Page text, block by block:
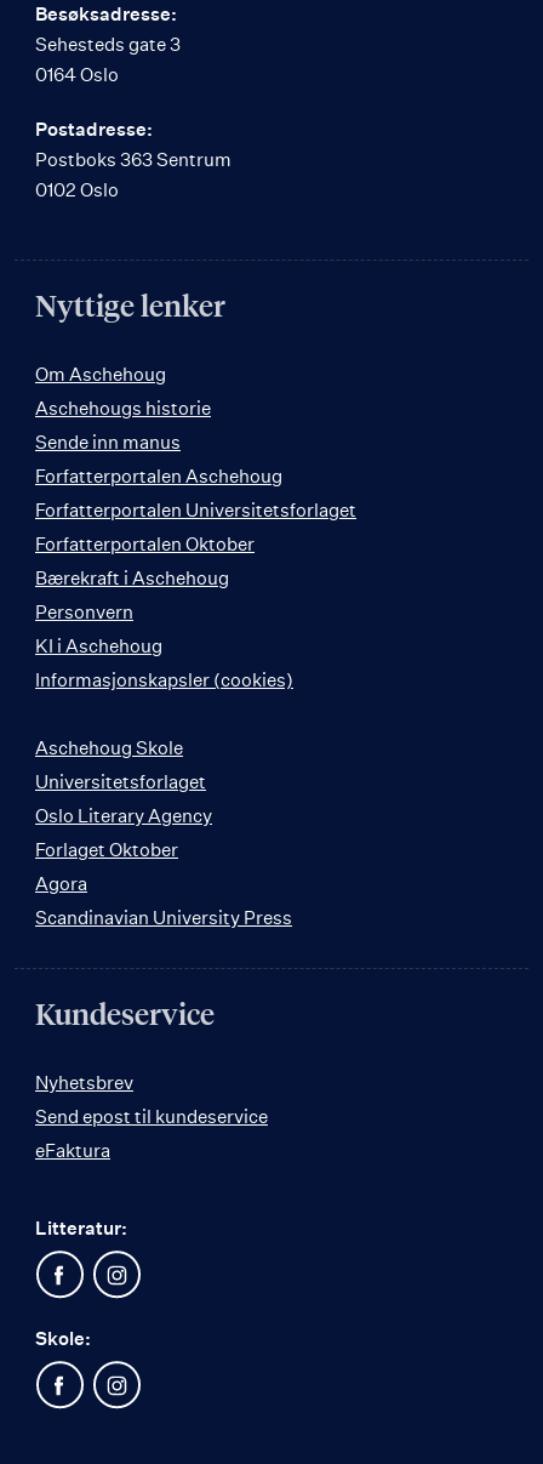
Besøksadresse:
Sehesteds gate 3
0164 Oslo
Postadresse:
Postboks 363 Sentrum
0102 Oslo
Nyttige lenker
Om Aschehoug
Aschehougs historie
Sende inn manus
Forfatterportalen Aschehoug
Forfatterportalen Universitetsforlaget
Forfatterportalen Oktober
Bærekraft i Aschehoug
Personvern
KI i Aschehoug
Informasjonskapsler (cookies)
Aschehoug Skole
Universitetsforlaget
Oslo Literary Agency
Forlaget Oktober
Agora
Scandinavian University Press
Kundeservice
Nyhetsbrev
Send epost til kundeservice
eFaktura
Litteratur:
Skole: